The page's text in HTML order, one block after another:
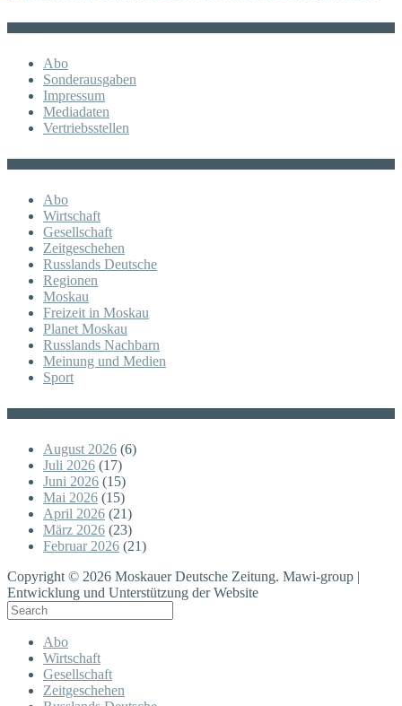
Abo
Sonderausgaben
Impressum
Mediadaten
Vertriebsstellen
Abo
Wirtschaft
Gesellschaft
Zeitgeschehen
Russlands Deutsche
Regionen
Moskau
Freizeit in Moskau
Planet Moskau
Russlands Nachbarn
Meinung und Medien
Sport
August 2026 (6)
Juli 2026 (17)
Juni 2026 (15)
Mai 2026 (15)
April 2026 (21)
März 2026 (23)
Februar 2026 (21)
Copyright © 2026 Moskauer Deutsche Zeitung. Mawi-group |
Entwicklung und Unterstützung der Website
Abo
Wirtschaft
Gesellschaft
Zeitgeschehen